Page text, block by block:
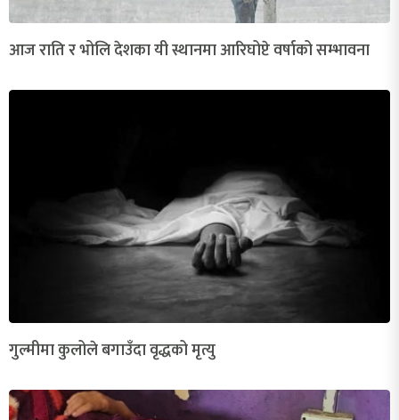
आज राति र भोलि देशका यी स्थानमा आरिघोप्टे वर्षाको सम्भावना
गुल्मीमा कुलोले बगाउँदा वृद्धको मृत्यु